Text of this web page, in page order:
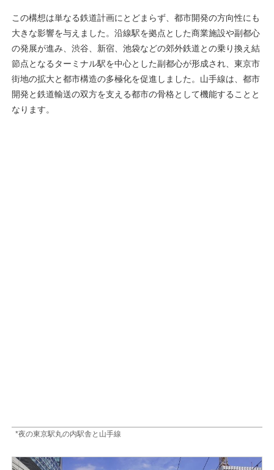
この構想は単なる鉄道計画にとどまらず、都市開発の方向性にも
大きな影響を与えました。沿線駅を拠点とした商業施設や副都心
の発展が進み、渋谷、新宿、池袋などの郊外鉄道との乗り換え結
節点となるターミナル駅を中心とした副都心が形成され、東京市
街地の拡大と都市構造の多極化を促進しました。山手線は、都市
開発と鉄道輸送の双方を支える都市の骨格として機能することと
なります。
*夜の東京駅丸の内駅舎と山手線